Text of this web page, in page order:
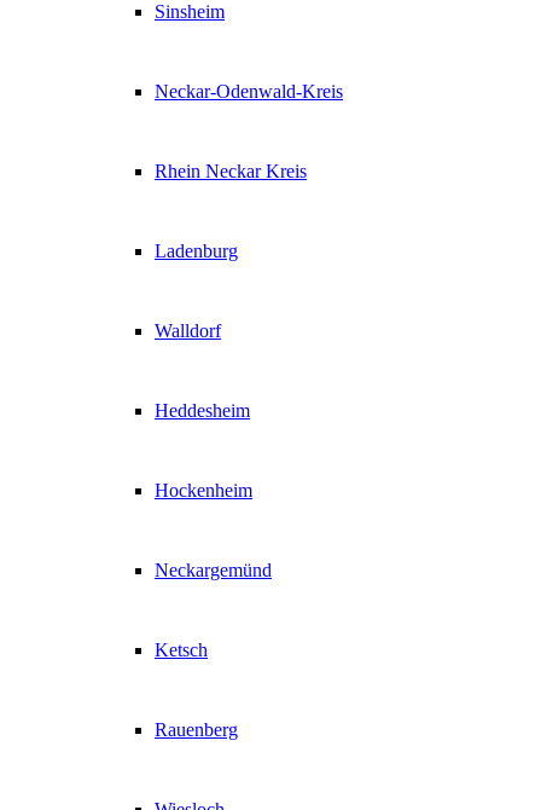
Sinsheim
Neckar-Odenwald-Kreis
Rhein Neckar Kreis
Ladenburg
Walldorf
Heddesheim
Hockenheim
Neckargemünd
Ketsch
Rauenberg